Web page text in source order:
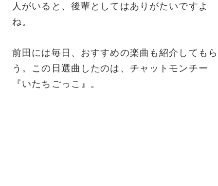
人がいると、後輩としてはありがたいですよ
ね。
前田には毎日、おすすめの楽曲も紹介してもら
う。この日選曲したのは、チャットモンチー
『いたちごっこ』。